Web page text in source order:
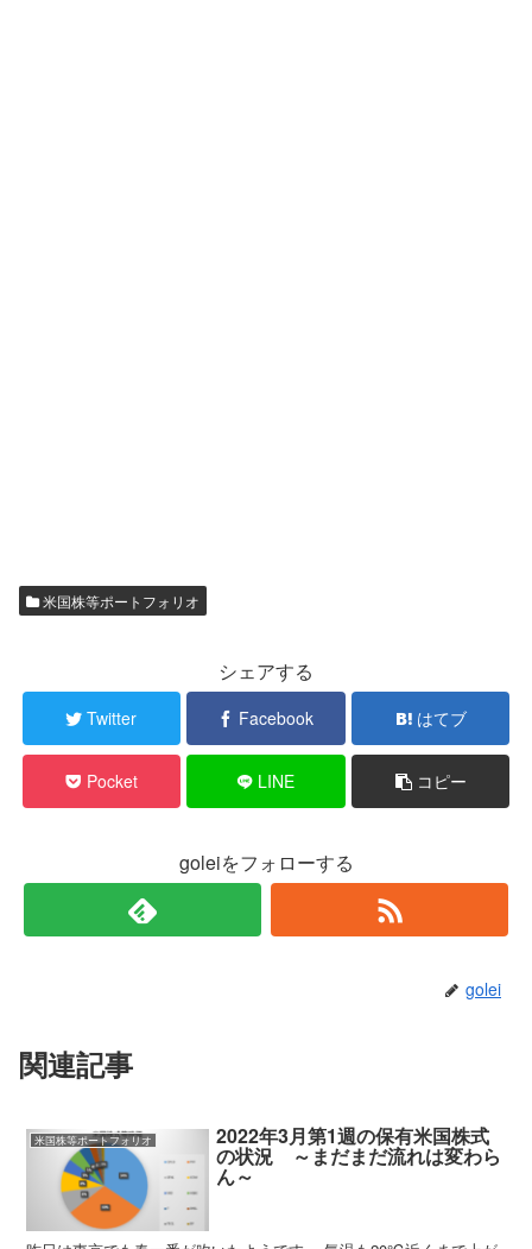
米国株等ポートフォリオ
シェアする
Twitter Facebook はてブ
Pocket LINE コピー
goleiをフォローする
golei
関連記事
米国株等ポートフォリオ 2022年3月第1週の保有米国株式
の状況 ～まだまだ流れは変わら
ん～